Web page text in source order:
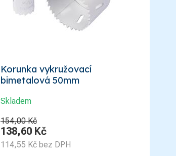
Korunka vykružovací
bimetalová 50mm
Skladem
154,00 Kč
138,60 Kč
114,55 Kč bez DPH